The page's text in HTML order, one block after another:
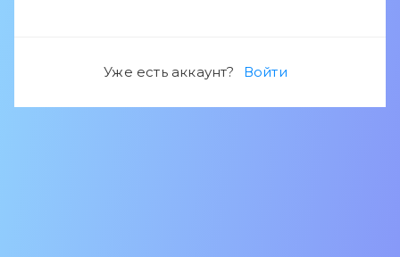
Уже есть аккаунт? Войти